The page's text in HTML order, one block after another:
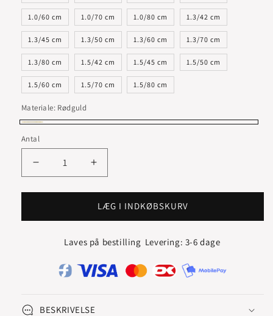
1.0/60 cm 1.0/70 cm 1.0/80 cm 1.3/42 cm
1.3/45 cm 1.3/50 cm 1.3/60 cm 1.3/70 cm
1.3/80 cm 1.5/42 cm 1.5/45 cm 1.5/50 cm
1.5/60 cm 1.5/70 cm 1.5/80 cm
Materiale: Rødguld
Antal
Reducer
antallet
for
VENEZIANER
HALSKÆDE
KARAT
Øg
antallet
for
VENEZIANER
HALSKÆDE
KARAT
LÆG I INDKØBSKURV
Laves på bestilling Levering: 3-6 dage
BESKRIVELSE